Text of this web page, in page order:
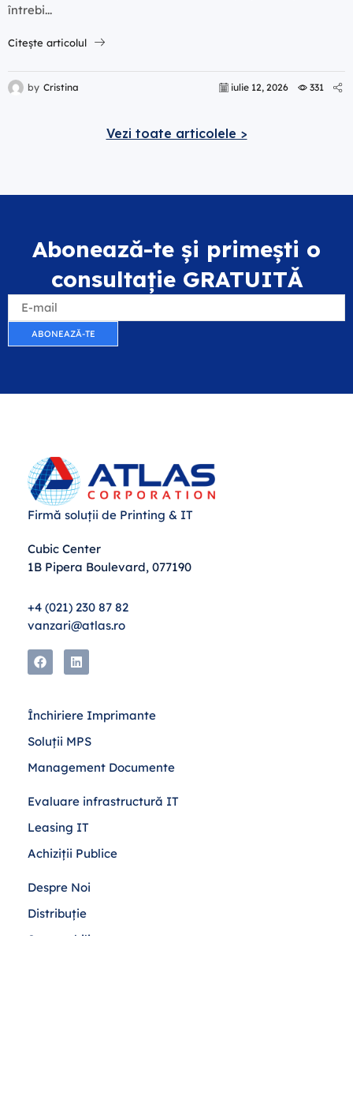
întrebi...
Citește articolul
by Cristina iulie 12, 2026 331
Vezi toate articolele >
Abonează-te și primești o
consultație GRATUITĂ
Firmă soluții de Printing & IT
Cubic Center
1B Pipera Boulevard, 077190
+4 (021) 230 87 82
vanzari@atlas.ro
Închiriere Imprimante
Soluții MPS
Management Documente
Evaluare infrastructură IT
Leasing IT
Achiziții Publice
Despre Noi
Distribuție
Sustenabilitate